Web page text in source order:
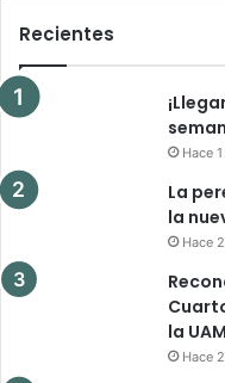
Recientes
Hace
La
la
Hace
la UAM
Hace